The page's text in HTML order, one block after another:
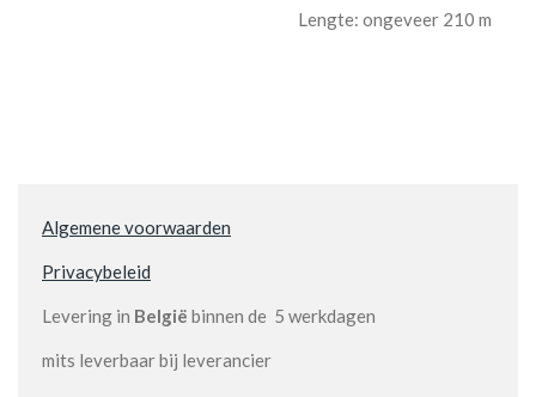
Lengte: ongeveer 210 m
Algemene voorwaarden
Privacybeleid
Levering in België binnen de 5 werkdagen
mits leverbaar bij leverancier